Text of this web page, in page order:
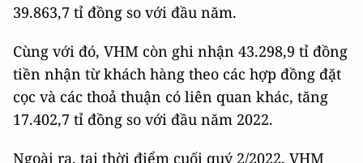
39.863,7 tỉ đồng so với đầu năm.
Cùng với đó, VHM còn ghi nhận 43.298,9 tỉ đồng
tiền nhận từ khách hàng theo các hợp đồng đặt
cọc và các thoả thuận có liên quan khác, tăng
17.402,7 tỉ đồng so với đầu năm 2022.
Ngoài ra, tại thời điểm cuối quý 2/2022, VHM